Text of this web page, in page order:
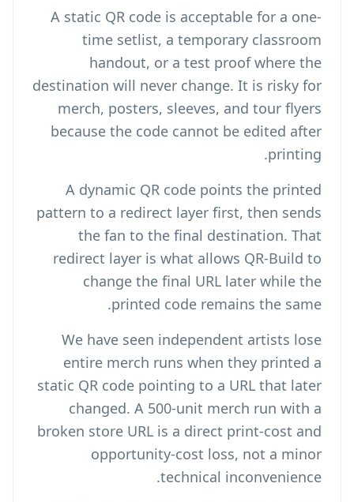
A static QR code is acceptable for a one-
time setlist, a temporary classroom
handout, or a test proof where the
destination will never change. It is risky for
merch, posters, sleeves, and tour flyers
because the code cannot be edited after
printing.
A dynamic QR code points the printed
pattern to a redirect layer first, then sends
the fan to the final destination. That
redirect layer is what allows QR-Build to
change the final URL later while the
printed code remains the same.
We have seen independent artists lose
entire merch runs when they printed a
static QR code pointing to a URL that later
changed. A 500-unit merch run with a
broken store URL is a direct print-cost and
opportunity-cost loss, not a minor
technical inconvenience.